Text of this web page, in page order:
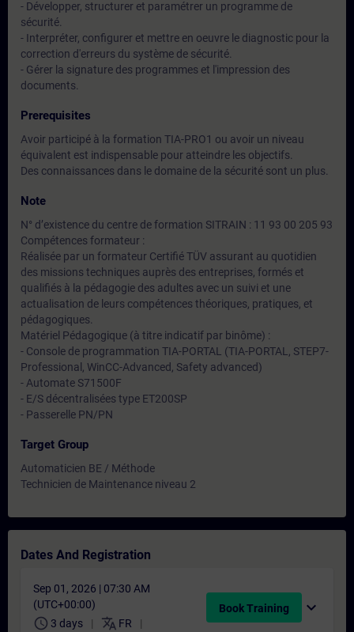
- Développer, structurer et paramétrer un programme de
sécurité.
- Interpréter, configurer et mettre en oeuvre le diagnostic pour la
correction d'erreurs du système de sécurité.
- Gérer la signature des programmes et l'impression des
documents.
Prerequisites
Avoir participé à la formation TIA-PRO1 ou avoir un niveau
équivalent est indispensable pour atteindre les objectifs.
Des connaissances dans le domaine de la sécurité sont un plus.
Note
N° d’existence du centre de formation SITRAIN : 11 93 00 205 93
Compétences formateur :
Réalisée par un formateur Certifié TÜV assurant au quotidien
des missions techniques auprès des entreprises, formés et
qualifiés à la pédagogie des adultes avec un suivi et une
actualisation de leurs compétences théoriques, pratiques, et
pédagogiques.
Matériel Pédagogique (à titre indicatif par binôme) :
- Console de programmation TIA-PORTAL (TIA-PORTAL, STEP7-
Professional, WinCC-Advanced, Safety advanced)
- Automate S71500F
- E/S décentralisées type ET200SP
- Passerelle PN/PN
Target Group
Automaticien BE / Méthode
Technicien de Maintenance niveau 2
Dates And Registration
Sep 01, 2026 | 07:30 AM
(UTC+00:00)
schedule 3 days translate FR
Book Training expand_more